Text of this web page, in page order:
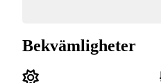
Bekvämligheter